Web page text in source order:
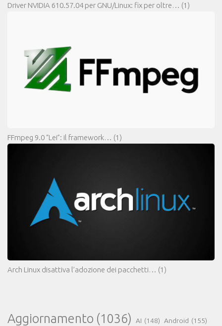
Driver NVIDIA 610.57.04 per GNU/Linux: fix per oltre… (1)
FFmpeg 9.0 “Lei”: il framework… (1)
Arch Linux disattiva l’adozione dei pacchetti… (1)
Aggiornamento (1036) AI (148) Android (155)